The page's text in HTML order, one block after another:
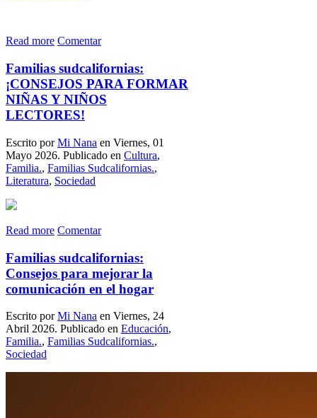
Read more Comentar
Familias sudcalifornias:
¡CONSEJOS PARA FORMAR
NIÑAS Y NIÑOS
LECTORES!
Escrito porMi Nana en Viernes, 01
Mayo 2026. Publicado en Cultura,
Familia., Familias Sudcalifornias.,
Literatura, Sociedad
Read more Comentar
Familias sudcalifornias:
Consejos para mejorar la
comunicación en el hogar
Escrito porMi Nana en Viernes, 24
Abril 2026. Publicado en Educación,
Familia., Familias Sudcalifornias.,
Sociedad